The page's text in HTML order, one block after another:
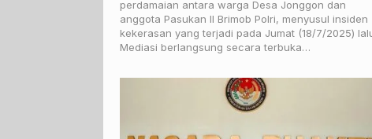
perdamaian antara warga Desa Jonggon dan
anggota Pasukan II Brimob Polri, menyusul insiden
kekerasan yang terjadi pada Jumat (18/7/2025)
Mediasi berlangsung secara terbuka…